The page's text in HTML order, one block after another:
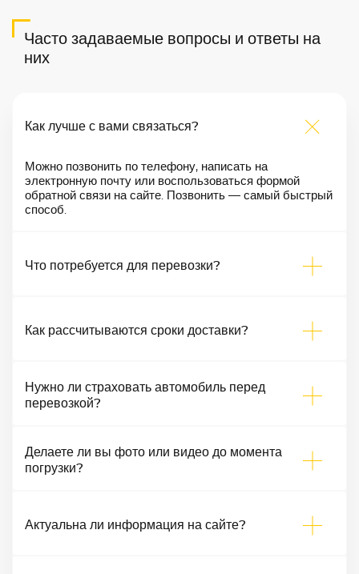
Часто задаваемые вопросы и ответы на
них
Как лучше с вами связаться?
Можно позвонить по телефону, написать на
электронную почту или воспользоваться формой
обратной связи на сайте. Позвонить — самый быстрый
способ.
Что потребуется для перевозки?
Как рассчитываются сроки доставки?
Нужно ли страховать автомобиль перед
перевозкой?
Делаете ли вы фото или видео до момента
погрузки?
Актуальна ли информация на сайте?